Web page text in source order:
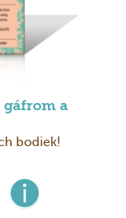
a
bodiek!